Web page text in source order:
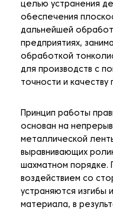
целью устранения
обеспечения
дальнейшей
предприятиях,
обработкой
для производств с
точности и качеству
Принцип работы
основан на
металлической
выравнивающих
шахматном порядке.
воздействием со
устраняются изгибы
материала, в